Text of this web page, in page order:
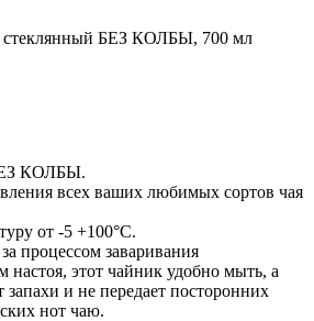
КОЛБЫ.
всех ваших любимых сортов чая
от -5 +100°C.
процессом заваривания
настоя, этот чайник удобно мыть, а
и не передает посторонних
нот чаю.